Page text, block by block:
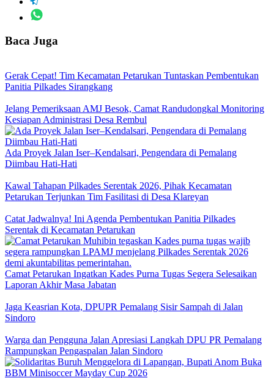
Baca Juga
Gerak Cepat! Tim Kecamatan Petarukan Tuntaskan Pembentukan
Panitia Pilkades Sirangkang
Jelang Pemeriksaan AMJ Besok, Camat Randudongkal Monitoring
Kesiapan Administrasi Desa Rembul
Ada Proyek Jalan Iser–Kendalsari, Pengendara di Pemalang
Diimbau Hati-Hati
Kawal Tahapan Pilkades Serentak 2026, Pihak Kecamatan
Petarukan Terjunkan Tim Fasilitasi di Desa Klareyan
Catat Jadwalnya! Ini Agenda Pembentukan Panitia Pilkades
Serentak di Kecamatan Petarukan
Camat Petarukan Ingatkan Kades Purna Tugas Segera Selesaikan
Laporan Akhir Masa Jabatan
Jaga Keasrian Kota, DPUPR Pemalang Sisir Sampah di Jalan
Sindoro
Warga dan Pengguna Jalan Apresiasi Langkah DPU PR Pemalang
Rampungkan Pengaspalan Jalan Sindoro